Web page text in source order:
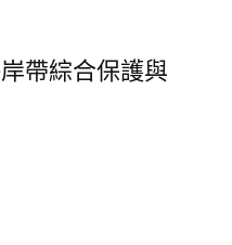
帶綜合保護與